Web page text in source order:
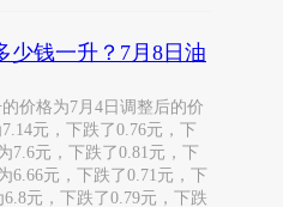
少钱一升？7月8日油
价格为7月4日调整后的价
元，下跌了0.76元，下
7.6元，下跌了0.81元，下
6.66元，下跌了0.71元，下
元，下跌了0.79元，下跌